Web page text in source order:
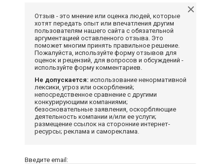
Отзыв - это мнение или оценка людей, которые
хотят передать опыт или впечатления другим
пользователям нашего сайта с обязательной
аргументацией оставленного отзыва. Это
поможет многим принять правильное решение.
Пожалуйста, используйте форму отзывов для
оценок и рецензий, для вопросов и обсуждений -
используйте форму комментариев.
Не допускается: использование ненормативной
лексики, угроз или оскорблений;
непосредственное сравнение с другими
конкурирующими компаниями;
безосновательные заявления, оскорбляющие
деятельность компании и/или ее услуги;
размещение ссылок на сторонние интернет-
ресурсы; реклама и самореклама.
Введите email: